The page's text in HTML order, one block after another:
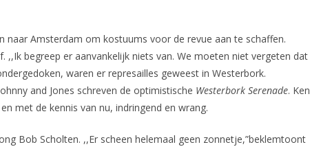
naar Amsterdam om kostuums voor de revue aan te schaffen.
,,Ik begreep er aanvankelijk niets van. We moeten niet vergeten dat
waren er represailles geweest in Westerbork.
and Jones schreven de optimistische Westerbork Serenade. Ken
met de kennis van nu, indringend en wrang.
Bob Scholten. ,,Er scheen helemaal geen zonnetje,”beklemtoont